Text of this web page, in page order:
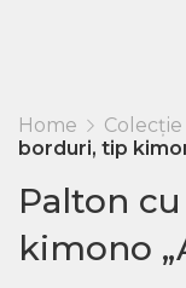
Home
borduri, tip
Palton
kimono